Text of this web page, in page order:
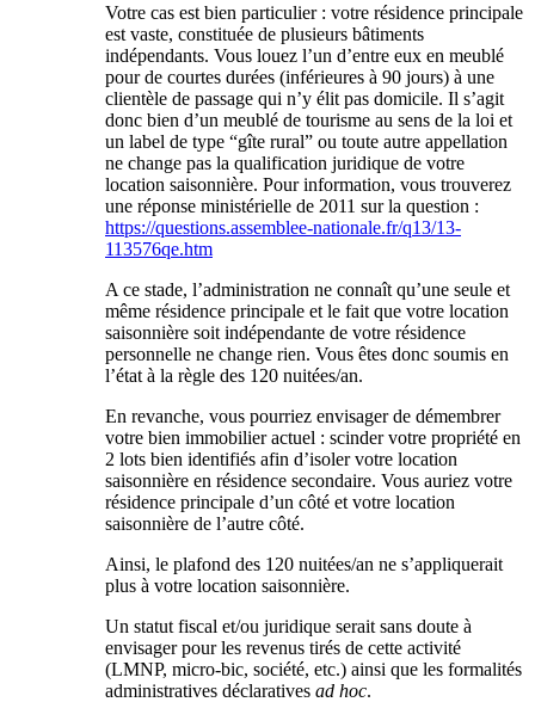
Votre cas est bien particulier : votre résidence principale
est vaste, constituée de plusieurs bâtiments
indépendants. Vous louez l’un d’entre eux en meublé
pour de courtes durées (inférieures à 90 jours) à une
clientèle de passage qui n’y élit pas domicile. Il s’agit
donc bien d’un meublé de tourisme au sens de la loi et
un label de type “gîte rural” ou toute autre appellation
ne change pas la qualification juridique de votre
location saisonnière. Pour information, vous trouverez
une réponse ministérielle de 2011 sur la question :
https://questions.assemblee-nationale.fr/q13/13-
113576qe.htm
A ce stade, l’administration ne connaît qu’une seule et
même résidence principale et le fait que votre location
saisonnière soit indépendante de votre résidence
personnelle ne change rien. Vous êtes donc soumis en
l’état à la règle des 120 nuitées/an.
En revanche, vous pourriez envisager de démembrer
votre bien immobilier actuel : scinder votre propriété en
2 lots bien identifiés afin d’isoler votre location
saisonnière en résidence secondaire. Vous auriez votre
résidence principale d’un côté et votre location
saisonnière de l’autre côté.
Ainsi, le plafond des 120 nuitées/an ne s’appliquerait
plus à votre location saisonnière.
Un statut fiscal et/ou juridique serait sans doute à
envisager pour les revenus tirés de cette activité
(LMNP, micro-bic, société, etc.) ainsi que les formalités
administratives déclaratives ad hoc.